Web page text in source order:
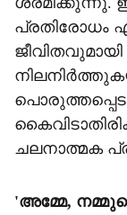
പ്രതിരോധം
ചലനാത്മക
'അമ്മേ,